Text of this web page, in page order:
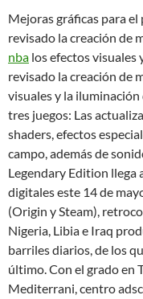
Mejoras gráficas para el
revisado la creación de
nba los efectos visuales
revisado la creación de
visuales y la
tres juegos: Las
shaders, efectos
campo, además de
Legendary Edition llega
digitales este 14 de
(Origin y Steam),
Nigeria, Libia e Iraq
barriles diarios, de los
último. Con el grado en
Mediterrani, centro